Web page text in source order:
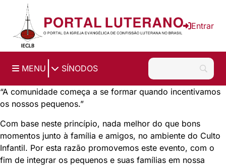
Ir para o conteúdo principal
Entrar
MENU SÍNODOS
“A comunidade começa a se formar quando incentivamos
os nossos pequenos.”
Com base neste princípio, nada melhor do que bons
momentos junto à família e amigos, no ambiente do Culto
Infantil. Por esta razão promovemos este evento, com o
fim de integrar os pequenos e suas famílias em nossa